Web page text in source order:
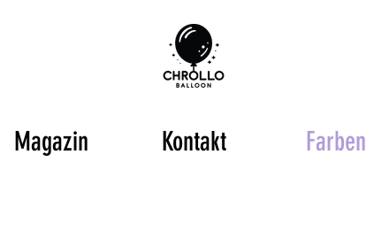
Magazin Kontakt Farben